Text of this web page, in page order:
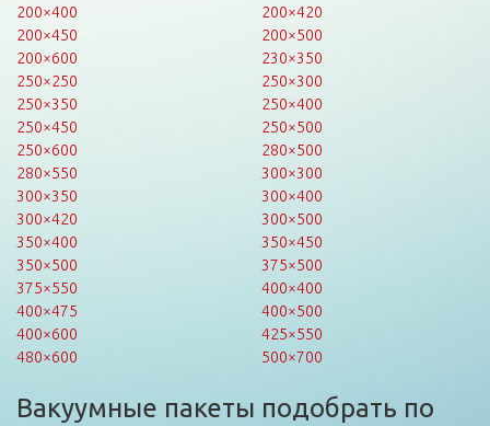
200×400
200×420
200×450
200×500
200×600
230×350
250×250
250×300
250×350
250×400
250×450
250×500
250×600
280×500
280×550
300×300
300×350
300×400
300×420
300×500
350×400
350×450
350×500
375×500
375×550
400×400
400×475
400×500
400×600
425×550
480×600
500×700
Вакуумные пакеты подобрать по